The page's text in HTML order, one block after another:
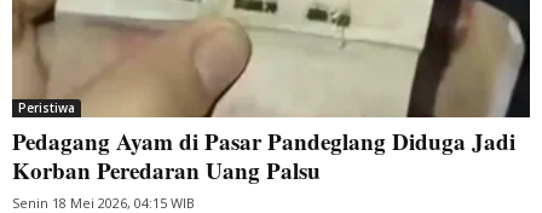
Peristiwa
Pedagang Ayam di Pasar Pandeglang Diduga Jadi
Korban Peredaran Uang Palsu
Senin 18 Mei 2026, 04:15 WIB